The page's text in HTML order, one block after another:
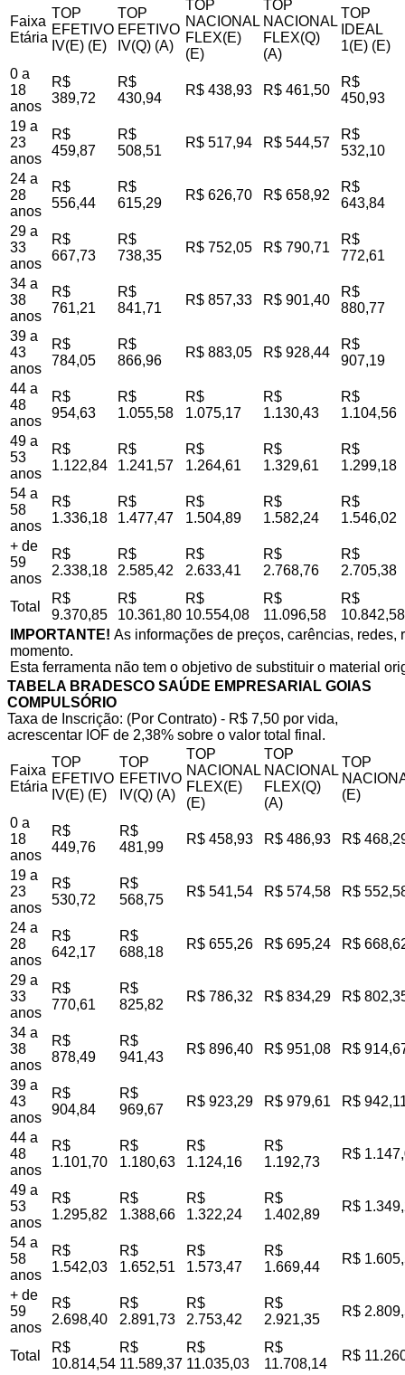
Faixa
Etária
TOP
EFETIVO
IV(E) (E)
TOP
EFETIVO
IV(Q) (A)
TOP
NACIONAL
FLEX(E)
(E)
TOP
NACIONAL
FLEX(Q)
(A)
TOP
IDEAL
1(E) (E)
0 a
18
anos
R$
389,72
R$
430,94
R$ 438,93 R$ 461,50
R$
450,93
19 a
23
anos
R$
459,87
R$
508,51
R$ 517,94 R$ 544,57
R$
532,10
24 a
28
anos
R$
556,44
R$
615,29
R$ 626,70 R$ 658,92
R$
643,84
29 a
33
anos
R$
667,73
R$
738,35
R$ 752,05 R$ 790,71
R$
772,61
34 a
38
anos
R$
761,21
R$
841,71
R$ 857,33 R$ 901,40
R$
880,77
39 a
43
anos
R$
784,05
R$
866,96
R$ 883,05 R$ 928,44
R$
907,19
44 a
48
anos
R$
954,63
R$
1.055,58
R$
1.075,17
R$
1.130,43
R$
1.104,56
49 a
53
anos
R$
1.122,84
R$
1.241,57
R$
1.264,61
R$
1.329,61
R$
1.299,18
54 a
58
anos
R$
1.336,18
R$
1.477,47
R$
1.504,89
R$
1.582,24
R$
1.546,02
+ de
59
anos
R$
2.338,18
R$
2.585,42
R$
2.633,41
R$
2.768,76
R$
2.705,38
Total
R$
9.370,85
R$
10.361,80
R$
10.554,08
R$
11.096,58
R$
10.842,58
IMPORTANTE! As informações de preços, carências,
momento.
Esta ferramenta não tem o objetivo de substituir o material
TABELA BRADESCO SAÚDE EMPRESARIAL GOIAS
COMPULSÓRIO
Taxa de Inscrição: (Por Contrato) - R$ 7,50 por vida,
acrescentar IOF de 2,38% sobre o valor total final.
Faixa
Etária
TOP
EFETIVO
IV(E) (E)
TOP
EFETIVO
IV(Q) (A)
TOP
NACIONAL
FLEX(E)
(E)
TOP
NACIONAL
FLEX(Q)
(A)
TOP
(E)
0 a
18
anos
R$
449,76
R$
481,99
R$ 458,93 R$ 486,93 R$
19 a
23
anos
R$
530,72
R$
568,75
R$ 541,54 R$ 574,58 R$
24 a
28
anos
R$
642,17
R$
688,18
R$ 655,26 R$ 695,24 R$
29 a
33
anos
R$
770,61
R$
825,82
R$ 786,32 R$ 834,29 R$
34 a
38
anos
R$
878,49
R$
941,43
R$ 896,40 R$ 951,08 R$
39 a
43
anos
R$
904,84
R$
969,67
R$ 923,29 R$ 979,61 R$
44 a
48
anos
R$
1.101,70
R$
1.180,63
R$
1.124,16
R$
1.192,73
R$
49 a
53
anos
R$
1.295,82
R$
1.388,66
R$
1.322,24
R$
1.402,89
R$
54 a
58
anos
R$
1.542,03
R$
1.652,51
R$
1.573,47
R$
1.669,44
R$
+ de
59
anos
R$
2.698,40
R$
2.891,73
R$
2.753,42
R$
2.921,35
R$
Total
R$
10.814,54
R$
11.589,37
R$
11.035,03
R$
11.708,14
R$